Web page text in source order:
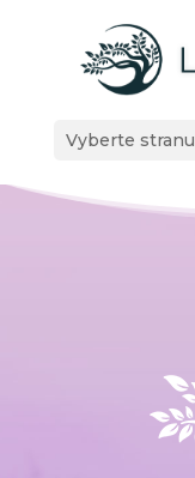
Vyberte stranu